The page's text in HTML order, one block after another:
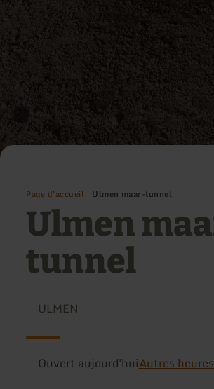
Page d'accueil Ulmen maar-tunnel
Ulmen
tunnel
ULMEN
Ouvert aujourd'huiAutres